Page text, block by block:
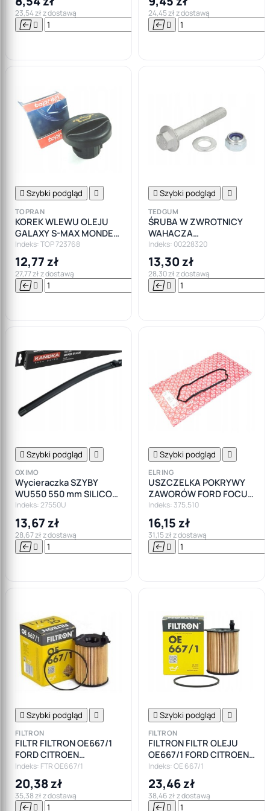
MAX
23,54 zł z dostawą
  

24,45 zł z dostawą
 
 Szybki podgląd 
TOPRAN
KOREK WLEWU OLEJU
GALAXY S-MAX MONDEO
IV 2.0 TDCI
Indeks: TOP 723768
12,77 zł
27,77 zł z dostawą
  

 Szybki podgląd 
TEDGUM
ŚRUBA W ZWROTNICY
WAHACZA
POPRZECZNEGO POD
SPRĘŻYNĘ FORD
MONDEO GALAXY SMAX
Indeks: 00228320
13,30 zł
28,30 zł z dostawą
 
 Szybki podgląd 
OXIMO
Wycieraczka SZYBY
WU550 550 mm SILICON
LINE PŁASKA
Indeks: 27550U
13,67 zł
28,67 zł z dostawą
  

 Szybki podgląd 
ELRING
USZCZELKA POKRYWY
ZAWORÓW FORD FOCUS
II FUSION 1.6 TDCI
Indeks: 375.510
16,15 zł
31,15 zł z dostawą
 
 Szybki podgląd 
FILTRON
FILTR FILTRON OE667/1
FORD CITROEN
PEUGEOT MAZDA VOLVO
1.4 1.6D HDI
Indeks: FTR OE667/1
20,38 zł
35,38 zł z dostawą
  
 Szybki podgląd 
FILTRON
FILTRON FILTR OLEJU
OE667/1 FORD CITROEN
PEUGEOT
Indeks: OE 667/1
23,46 zł
38,46 zł z dostawą
 